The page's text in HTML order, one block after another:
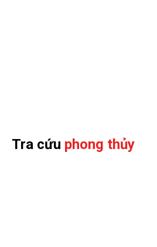
Tra cứu phong thủy